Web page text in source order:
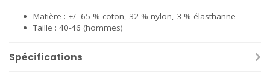
Matière : +/- 65 % coton, 32 % nylon, 3 % élasthanne
Taille : 40-46 (hommes)
Spécifications